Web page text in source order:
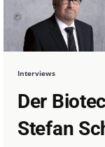
Interviews
Der
Stefan